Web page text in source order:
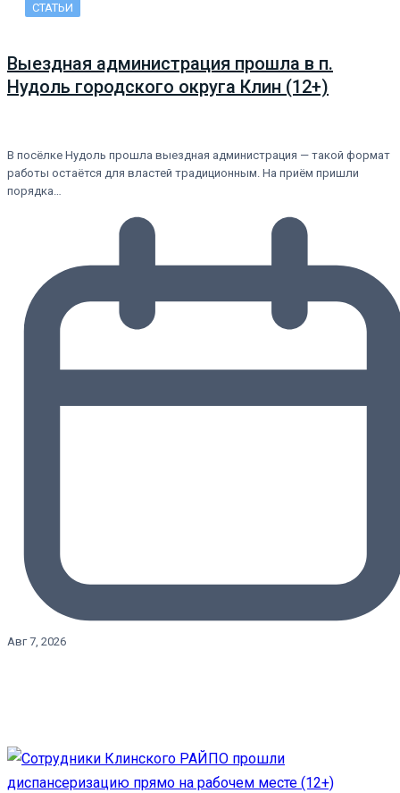
СТАТЬИ
Выездная администрация прошла в п.
Нудоль городского округа Клин (12+)
В посёлке Нудоль прошла выездная администрация — такой формат
работы остаётся для властей традиционным. На приём пришли
порядка…
Авг 7, 2026